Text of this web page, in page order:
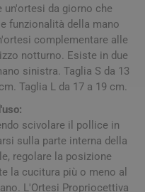
da giorno che
funzionalità della mano
complementare alle
notturno. Esiste in due
sinistra. Taglia S da 13
Taglia L da 17 a 19 cm.
scivolare il pollice in
sulla parte interna della
regolare la posizione
la cucitura più o meno al
L'Ortesi Propriocettiva